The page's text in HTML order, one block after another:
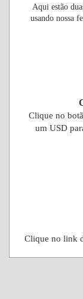
Aqui estão
usando nossa
Clique no
um USD
Clique no link